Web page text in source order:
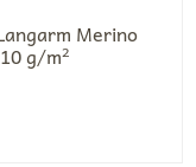
Merino
g/m²